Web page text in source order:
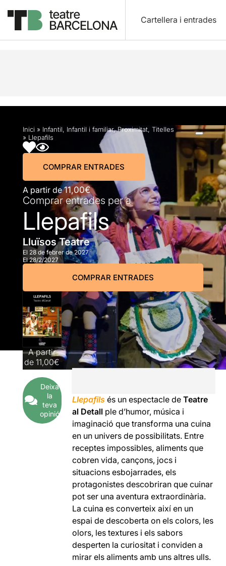
Cartellera i entrades
Descripció Horaris Fitxa artística Fotos i
Inici » Infantil, Infantil i familiar,Proximitat, Titelles
» Llepafils
A partir de11,00€
COMPRAR ENTRADES
Comprar entrades per a
Llepafils
Lluïsos Teatre
El 28 de febrer de 2027
El 28/2/2027
COMPRAR ENTRADES
A partir
de11,00€
Deixa
la
teva
opinió
Llepafils és un espectacle deTeatre
al Detall ple d’humor, música i
imaginació que transforma una cuina
en un univers de possibilitats. Entre
receptes impossibles, aliments que
cobren vida, cançons, jocs i
situacions esbojarrades, els
protagonistes descobriran que cuinar
pot ser una aventura extraordinària.
La cuina es converteix així en un
espai de descoberta on els colors, les
olors, les textures i els sabors
desperten la curiositat i conviden a
mirar els aliments amb uns altres ulls.